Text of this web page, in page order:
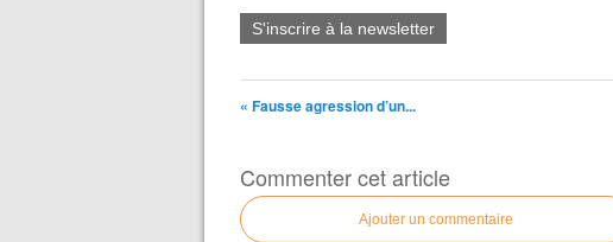
S'inscrire à la newsletter
« Fausse agression d’un...
Commenter cet article
Ajouter un commentaire